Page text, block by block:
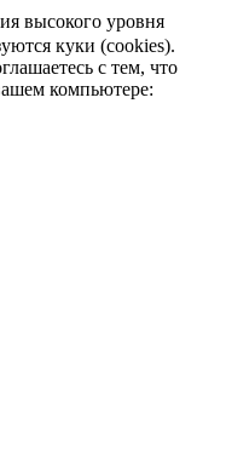
высокого уровня
куки (cookies).
с тем, что
компьютере: